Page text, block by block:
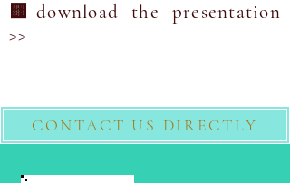
🟨download the presentation
>>
CONTACT US DIRECTLY